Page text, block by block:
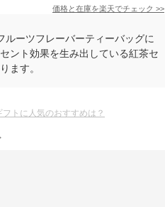
価格と在庫を楽天でチェック >>
ーツフレーバーティーバッグに
ント効果を生み出している紅茶セ
ます。
トに人気のおすすめは？